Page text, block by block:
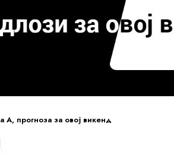
А, прогноза за овој викенд